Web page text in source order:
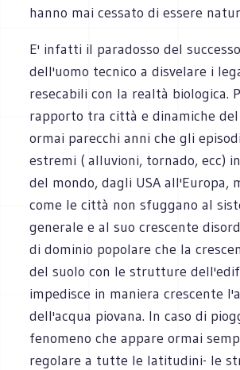
hanno mai cessato di essere
E' infatti il paradosso del
dell'uomo tecnico a disvelare i
resecabili con la realtà biologica.
rapporto tra città e dinamiche del
ormai parecchi anni che gli
estremi ( alluvioni, tornado, ecc)
del mondo, dagli USA all'Europa,
come le città non sfuggano al
generale e al suo crescente
di dominio popolare che la
del suolo con le strutture
impedisce in maniera crescente
dell'acqua piovana. In caso di
fenomeno che appare ormai
regolare a tutte le latitudini- le